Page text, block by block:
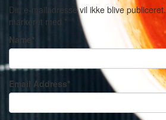
Din e-mailadresse vil ikke blive publiceret.
markeret med *
Name *
Email Address*